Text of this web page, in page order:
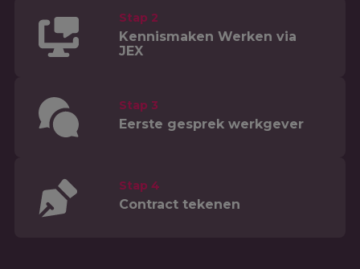
Stap 2
Kennismaken Werken via
JEX
Stap 3
Eerste gesprek werkgever
Stap 4
Contract tekenen